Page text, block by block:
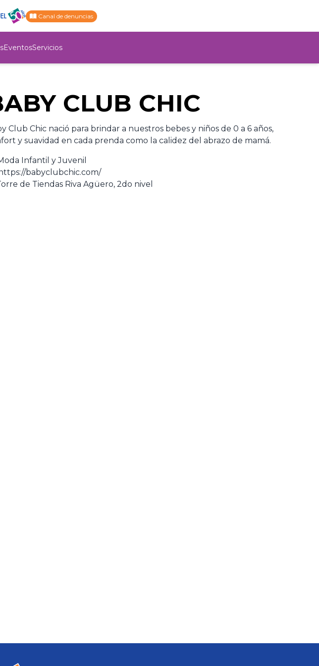
Canal de denuncias
EventosServicios
CLUB CHIC
Club Chic nació para brindar a nuestros bebes y niños de 0 a 6 años,
y suavidad en cada prenda como la calidez del abrazo de mamá.
Infantil y Juvenil
https://babyclubchic.com/
de Tiendas Riva Agüero, 2do nivel